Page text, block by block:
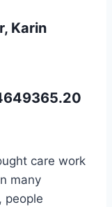
Karin
care work
many
people